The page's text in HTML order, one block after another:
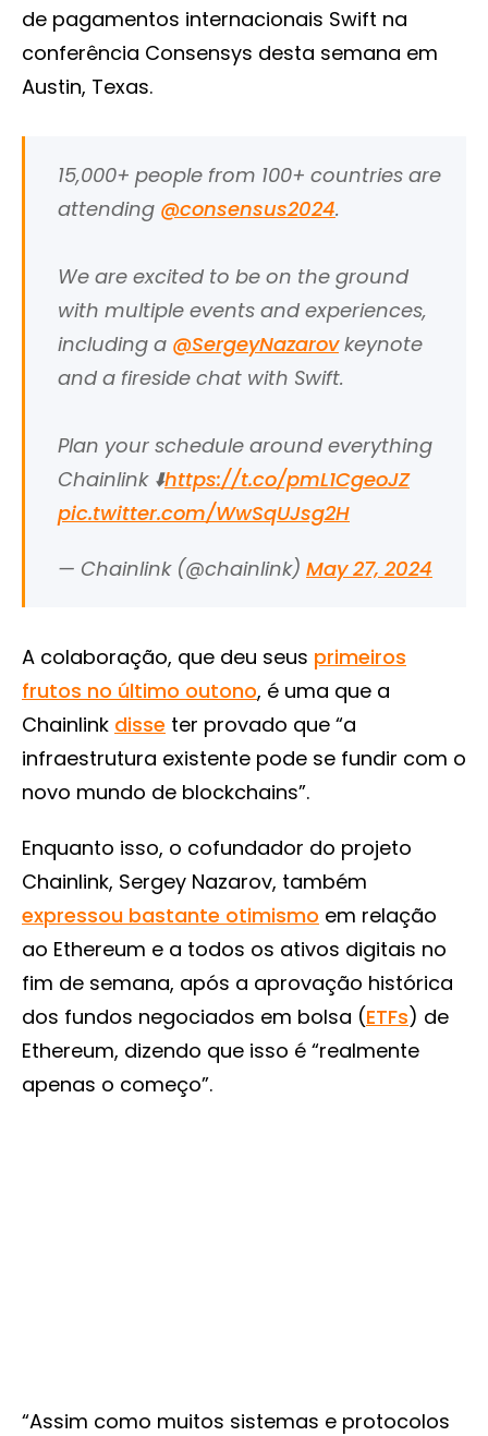
de pagamentos internacionais Swift na
conferência Consensys desta semana em
Austin, Texas.
15,000+ people from 100+ countries are
attending @consensus2024.
We are excited to be on the ground
with multiple events and experiences,
including a @SergeyNazarovkeynote
and a fireside chat with Swift.
Plan your schedule around everything
Chainlink ⬇️https://t.co/pmL1CgeoJZ
pic.twitter.com/WwSqUJsg2H
— Chainlink (@chainlink) May 27, 2024
A colaboração, que deu seus primeiros
frutos no último outono, é uma que a
Chainlink disse ter provado que “a
infraestrutura existente pode se fundir com o
novo mundo de blockchains”.
Enquanto isso, o cofundador do projeto
Chainlink, Sergey Nazarov, também
expressou bastante otimismo em relação
ao Ethereum e a todos os ativos digitais no
fim de semana, após a aprovação histórica
dos fundos negociados em bolsa (ETFs) de
Ethereum, dizendo que isso é “realmente
apenas o começo”.
“Assim como muitos sistemas e protocolos